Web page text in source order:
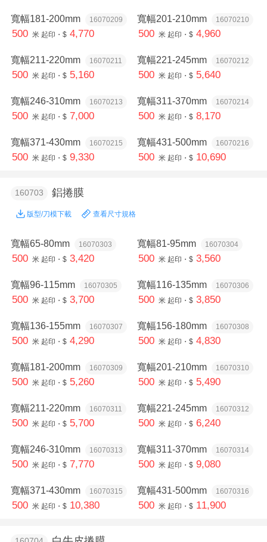
寬幅181-200mm 16070209
500 米 起印・$ 4,770
寬幅201-210mm 16070210
500 米 起印・$ 4,960
寬幅211-220mm 16070211
500 米 起印・$ 5,160
寬幅221-245mm 16070212
500 米 起印・$ 5,640
寬幅246-310mm 16070213
500 米 起印・$ 7,000
寬幅311-370mm 16070214
500 米 起印・$ 8,170
寬幅371-430mm 16070215
500 米 起印・$ 9,330
寬幅431-500mm 16070216
500 米 起印・$ 10,690
160703 鋁捲膜
版型/刀模下載 查看尺寸規格
寬幅65-80mm 16070303
500 米 起印・$ 3,420
寬幅81-95mm 16070304
500 米 起印・$ 3,560
寬幅96-115mm 16070305
500 米 起印・$ 3,700
寬幅116-135mm 16070306
500 米 起印・$ 3,850
寬幅136-155mm 16070307
500 米 起印・$ 4,290
寬幅156-180mm 16070308
500 米 起印・$ 4,830
寬幅181-200mm 16070309
500 米 起印・$ 5,260
寬幅201-210mm 16070310
500 米 起印・$ 5,490
寬幅211-220mm 16070311
500 米 起印・$ 5,700
寬幅221-245mm 16070312
500 米 起印・$ 6,240
寬幅246-310mm 16070313
500 米 起印・$ 7,770
寬幅311-370mm 16070314
500 米 起印・$ 9,080
寬幅371-430mm 16070315
500 米 起印・$ 10,380
寬幅431-500mm 16070316
500 米 起印・$ 11,900